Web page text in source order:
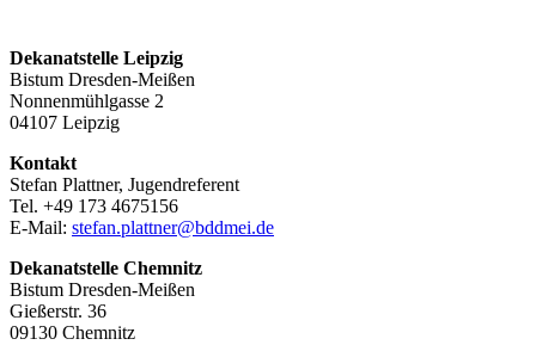
Dekanatstelle Leipzig
Bistum Dresden-Meißen
Nonnenmühlgasse 2
04107 Leipzig
Kontakt
Stefan Plattner, Jugendreferent
Tel. +49 173 4675156
E-Mail: stefan.plattner@bddmei.de
Dekanatstelle Chemnitz
Bistum Dresden-Meißen
Gießerstr. 36
09130 Chemnitz